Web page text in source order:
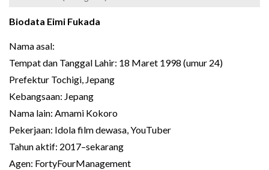
Biodata Eimi Fukada
Nama asal:
Tempat dan Tanggal Lahir: 18 Maret 1998 (umur 24)
Prefektur Tochigi, Jepang
Kebangsaan: Jepang
Nama lain: Amami Kokoro
Pekerjaan: Idola film dewasa, YouTuber
Tahun aktif: 2017–sekarang
Agen: FortyFourManagement